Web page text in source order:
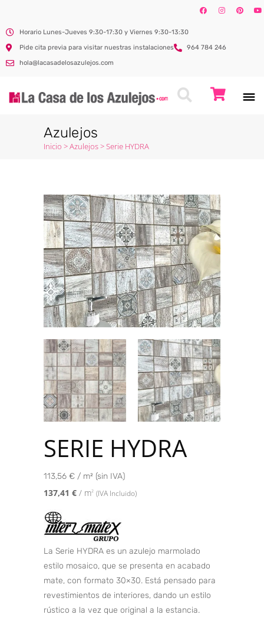
Horario Lunes-Jueves 9:30-17:30 y Viernes 9:30-13:30
Pide cita previa para visitar nuestras instalaciones
964 784 246
hola@lacasadelosazulejos.com
Azulejos
Inicio >Azulejos>Serie HYDRA
SERIE HYDRA
113,56 € / m² (sin IVA)
137,41 € / m2 (IVA Incluido)
La Serie HYDRA es un azulejo marmolado
estilo mosaico, que se presenta en acabado
mate, con formato 30×30. Está pensado para
revestimientos de interiores, dando un estilo
rústico a la vez que original a la estancia.